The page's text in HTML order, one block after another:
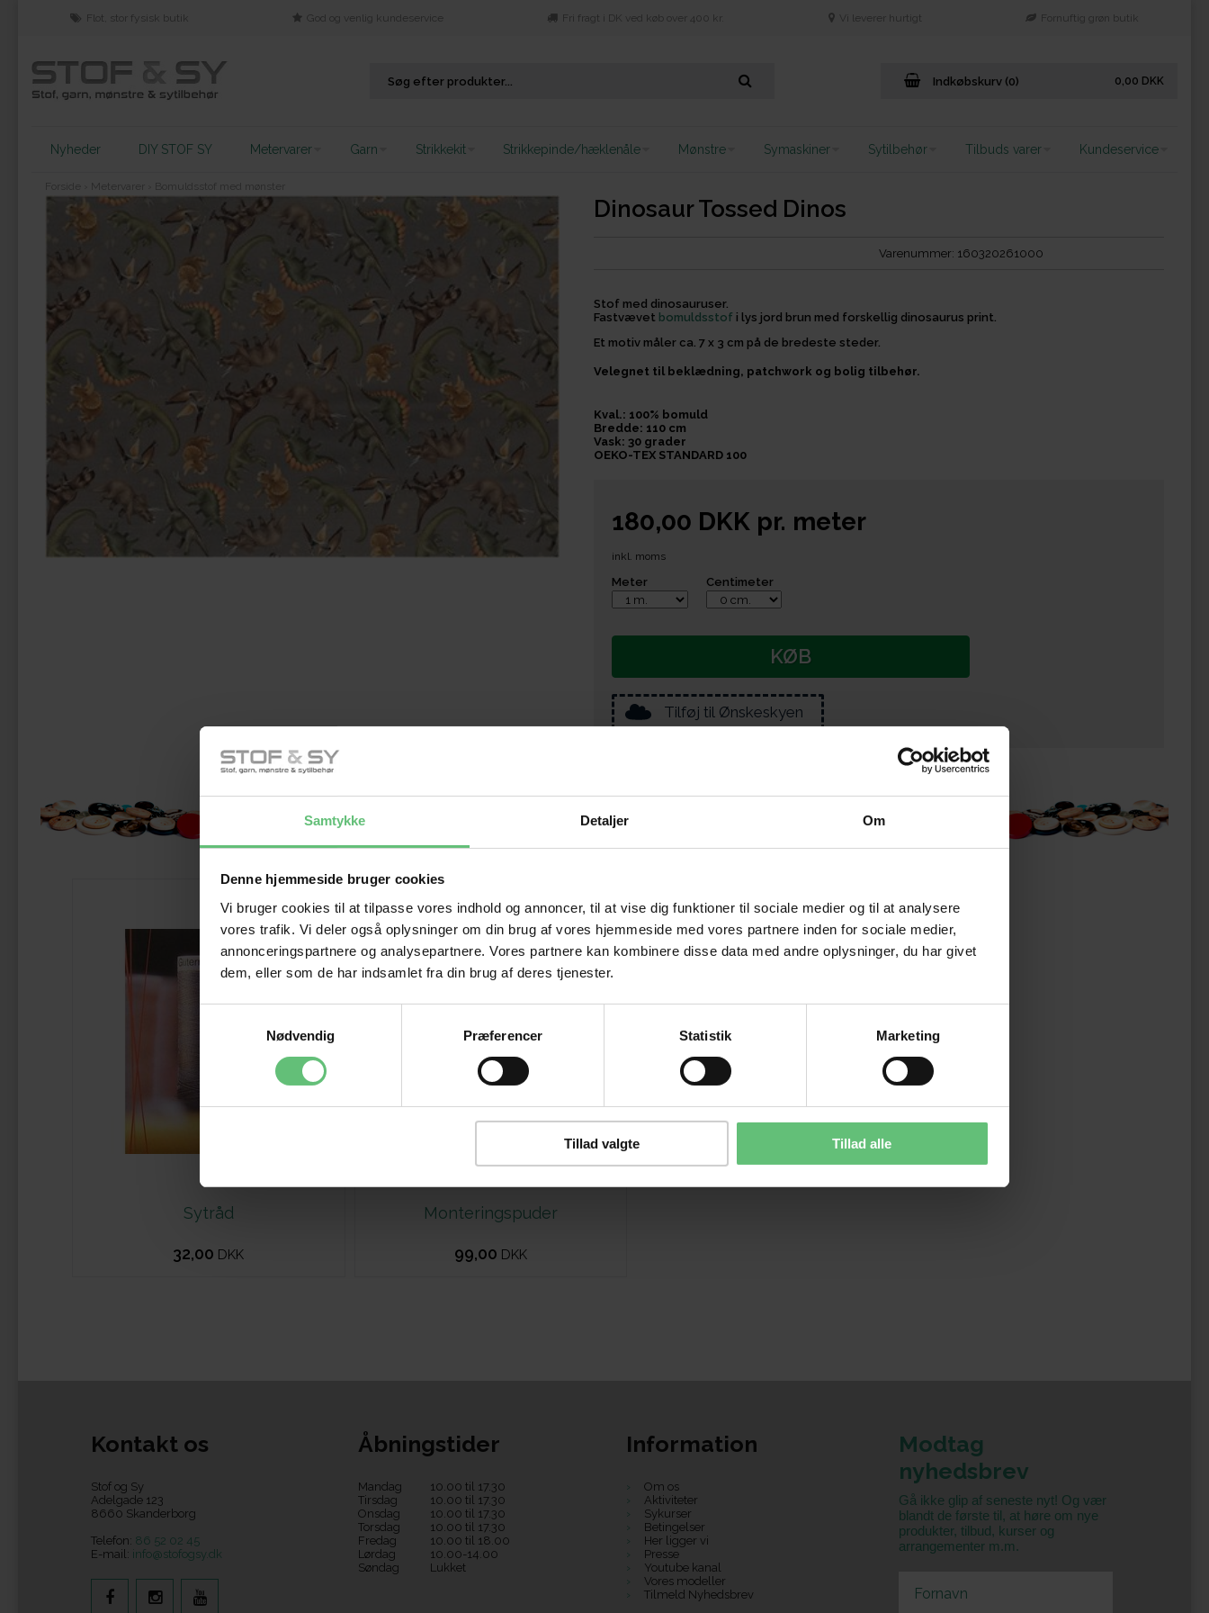
Samtykke Detaljer Om
Denne hjemmeside bruger cookies
Vi bruger cookies til at tilpasse vores indhold og annoncer, til at vise dig funktioner til sociale medier og til at analysere
vores trafik. Vi deler også oplysninger om din brug af vores hjemmeside med vores partnere inden for sociale medier,
annonceringspartnere og analysepartnere. Vores partnere kan kombinere disse data med andre oplysninger, du har givet
dem, eller som de har indsamlet fra din brug af deres tjenester.
Nødvendig
Præferencer Statistik Marketing
Tillad valgte Tillad alle
Flot, stor fysisk butik God og venlig kundeservice Fri fragt i DK ved køb over 400 kr. Vi leverer hurtigt Fornuftig grøn butik
Indkøbskurv (0) 0,00 DKK
Nyheder DIY STOF SY Metervarer Garn Strikkekit Strikkepinde/hæklenåle Mønstre Symaskiner Sytilbehør Tilbuds varer Kundeservice
Metervarer Bomuldsstof med mønster
Dinosaur Tossed Dinos
Varenummer: 160320261000
Stof med dinosauruser.
Fastvævet bomuldsstof i lys jord brun med forskellig dinosaurus print.
Et motiv måler ca. 7 x 3 cm på de bredeste steder.
Velegnet til beklædning, patchwork og bolig tilbehør.
Kval.: 100% bomuld
Bredde: 110 cm
Vask: 30 grader
OEKO-TEX STANDARD 100
180,00 DKK pr. meter
inkl. moms
Meter Centimeter
KØB
Tilføj til Ønskeskyen
Måske er du også interesseret i følgende produkter
Sytråd
32,00 DKK
Monteringspuder
99,00 DKK
Kontakt os
Stof og Sy
Adelgade 123
8660 Skanderborg
Telefon: 86 52 02 45
E-mail: info@stofogsy.dk
Åbningstider
Mandag
10.00 til 17.30
Tirsdag
10.00 til 17.30
Onsdag
10.00 til 17.30
Torsdag
10.00 til 17.30
Fredag
10.00 til 18.00
Lørdag
10.00-14.00
Søndag
Lukket
Information
Om os
Aktiviteter
Sykurser
Betingelser
Her ligger vi
Presse
Youtube kanal
Vores modeller
Tilmeld Nyhedsbrev
Modtag
nyhedsbrev
Gå ikke glip af seneste nyt! Og vær
blandt de første til, at høre om nye
produkter, tilbud, kurser og
arrangementer m.m.